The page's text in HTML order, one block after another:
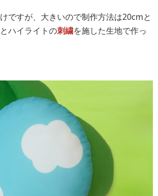
ですが、大きいので制作方法は20cmと
ハイライトの刺繍を施した生地で作っ